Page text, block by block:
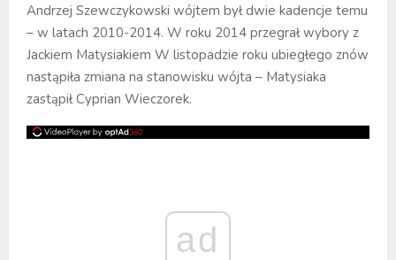
Andrzej Szewczykowski wójtem był dwie kadencje temu
– w latach 2010-2014. W roku 2014 przegrał wybory z
Jackiem Matysiakiem W listopadzie roku ubiegłego znów
nastąpiła zmiana na stanowisku wójta – Matysiaka
zastąpił Cyprian Wieczorek.
ad